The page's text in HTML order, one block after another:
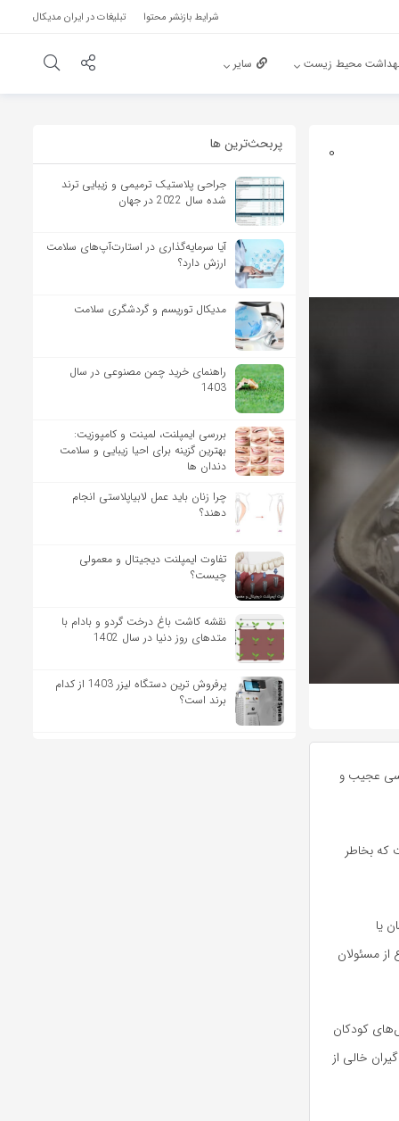
شرایط بازنشر محتوا تبلیغات در ایران مدیکال
محیط زیست سایر
0
عجیب و
که بخاطر
یا
از مسئولان
کودکان
خالی از
پربحث‌‌ترین ها
جراحی پلاستیک ترمیمی و زیبایی ترند
شده سال 2022 در جهان
آیا سرمایه‌گذاری در استارت‌آپ‌های سلامت
ارزش دارد؟
مدیکال توریسم و گردشگری سلامت
راهنمای خرید چمن مصنوعی در سال
1403
بررسی ایمپلنت، لمینت و کامپوزیت:
بهترین گزینه برای احیا زیبایی و سلامت
دندان ها
چرا زنان باید عمل لابیاپلاستی انجام
دهند؟
تفاوت ایمپلنت دیجیتال و معمولی
چیست؟
نقشه کاشت باغ درخت گردو و بادام با
متدهای روز دنیا در سال 1402
پرفروش ترین دستگاه لیزر 1403 از کدام
برند است؟